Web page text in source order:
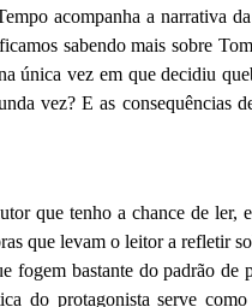
acompanha a narrativa
sabendo mais sobre
única vez em que decidiu
vez? E as consequências
que tenho a chance de ler,
que levam o leitor a refletir
fogem bastante do padrão de
do protagonista serve